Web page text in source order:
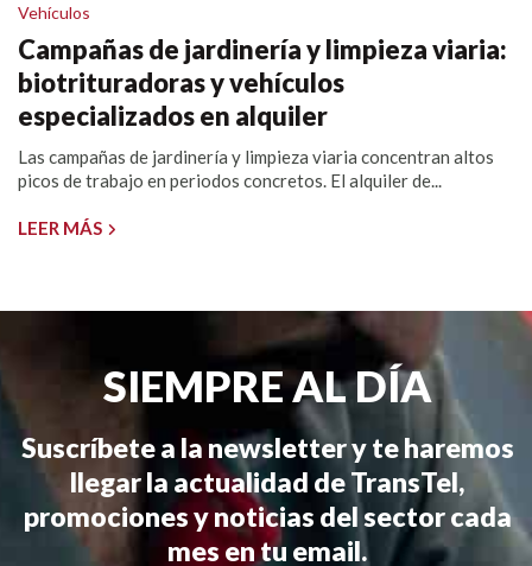
Vehículos
Campañas de jardinería y limpieza viaria:
biotrituradoras y vehículos
especializados en alquiler
Las campañas de jardinería y limpieza viaria concentran altos
picos de trabajo en periodos concretos. El alquiler de...
LEER MÁS
SIEMPRE AL DÍA
Suscríbete a la newsletter y te haremos
llegar la actualidad de TransTel,
promociones y noticias del sector cada
mes en tu email.